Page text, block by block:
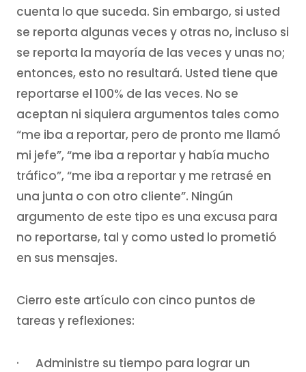
cuenta lo que suceda. Sin embargo, si usted
se reporta algunas veces y otras no, incluso si
se reporta la mayoría de las veces y unas no;
entonces, esto no resultará. Usted tiene que
reportarse el 100% de las veces. No se
aceptan ni siquiera argumentos tales como
“me iba a reportar, pero de pronto me llamó
mi jefe”, “me iba a reportar y había mucho
tráfico”, “me iba a reportar y me retrasé en
una junta o con otro cliente”. Ningún
argumento de este tipo es una excusa para
no reportarse, tal y como usted lo prometió
en sus mensajes.
Cierro este artículo con cinco puntos de
tareas y reflexiones:
· Administre su tiempo para lograr un